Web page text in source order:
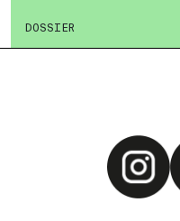
DOSSIER